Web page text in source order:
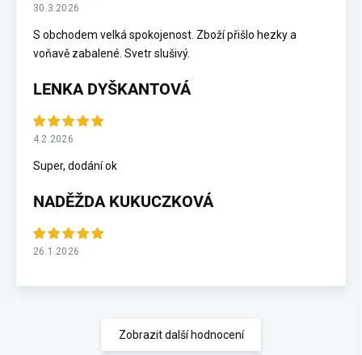
30.3.2026
S obchodem velká spokojenost. Zboží přišlo hezky a
voňavě zabalené. Svetr slušivý.
LENKA DYŠKANTOVÁ
4.2.2026
Super, dodání ok
NADĚŽDA KUKUCZKOVÁ
26.1.2026
Zobrazit další hodnocení